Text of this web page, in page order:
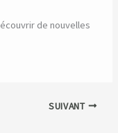
de nouvelles
SUIVANT